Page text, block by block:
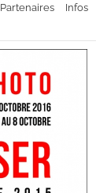
Partenaires Infos